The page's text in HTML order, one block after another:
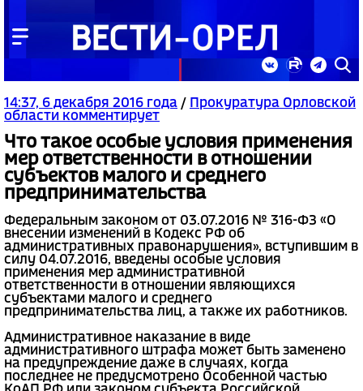
14:37, 6 декабря 2016 года /
Прокуратура Орловской
области комментирует
Что такое особые условия применения
мер ответственности в отношении
субъектов малого и среднего
предпринимательства
Федеральным законом от 03.07.2016 № 316-ФЗ «О
внесении изменений в Кодекс РФ об
административных правонарушения», вступившим в
силу 04.07.2016, введены особые условия
применения мер административной
ответственности в отношении являющихся
субъектами малого и среднего
предпринимательства лиц, а также их работников.
Административное наказание в виде
административного штрафа может быть заменено
на предупреждение даже в случаях, когда
последнее не предусмотрено Особенной частью